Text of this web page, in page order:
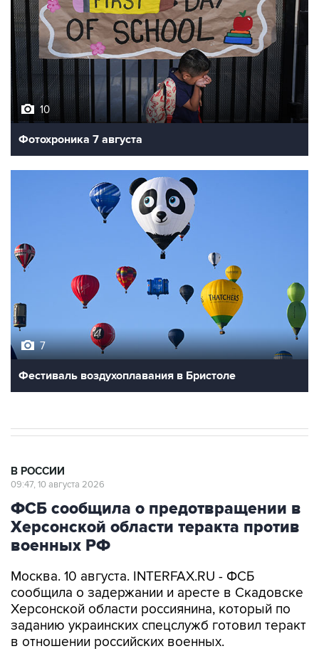
10
Фотохроника 7 августа
Фестиваль воздухоплавания в Бристоле
ФСБ сообщила о предотвращении в
Херсонской области теракта против
военных РФ
Москва. 10 августа. INTERFAX.RU - ФСБ
Херсонской области россиянина, который по
заданию украинских спецслужб готовил теракт
в отношении российских военных.
"Федеральной службой безопасности